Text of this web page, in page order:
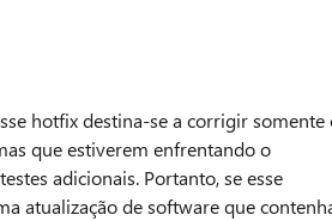
hotfix destina-se a corrigir somente
que estiverem enfrentando o
adicionais. Portanto, se esse
atualização de software que